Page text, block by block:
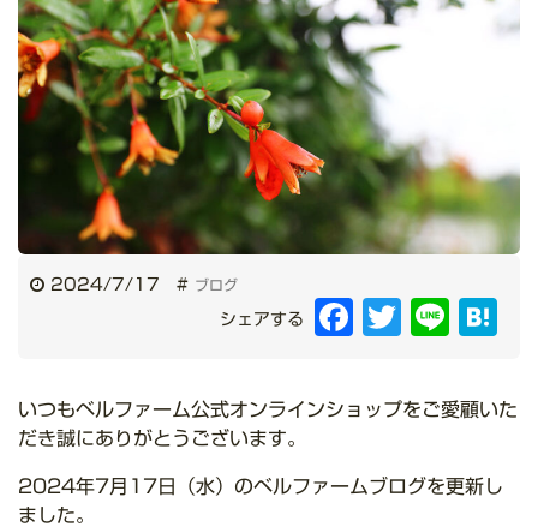
2024/7/17 # ブログ
シェアする Facebook
Twitter Line
いつもベルファーム公式オンラインショップをご愛顧いた
だき誠にありがとうございます。
2024年7月17日（水）のベルファームブログを更新し
ました。